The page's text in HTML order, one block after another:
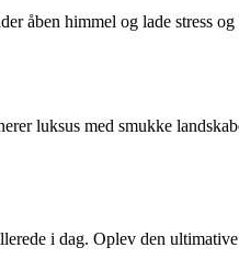
åben himmel og lade stress
luksus med smukke
i dag. Oplev den